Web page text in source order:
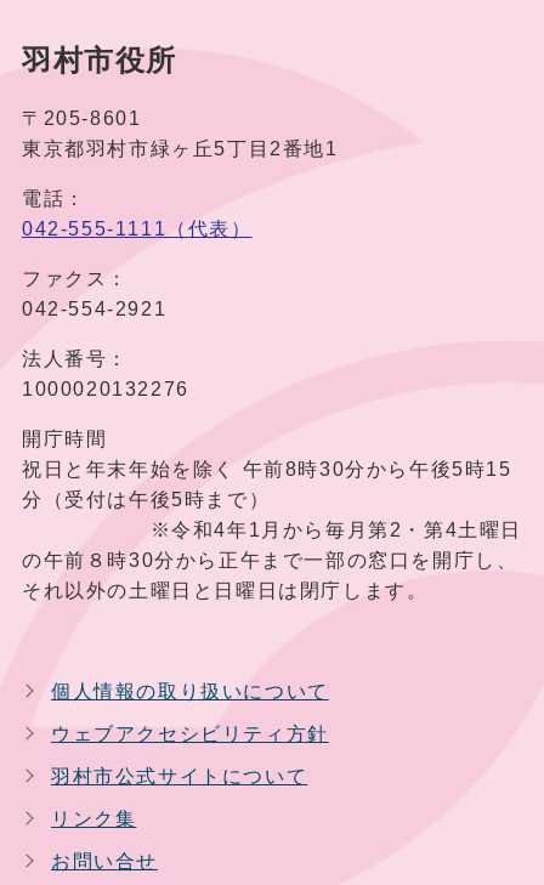
羽村市役所
〒205-8601
東京都羽村市緑ヶ丘5丁目2番地1
電話：
042-555-1111（代表）
ファクス：
042-554-2921
法人番号：
1000020132276
開庁時間
祝日と年末年始を除く 午前8時30分から午後5時15
分（受付は午後5時まで）
※令和4年1月から毎月第2・第4土曜日
の午前８時30分から正午まで一部の窓口を開庁し、
それ以外の土曜日と日曜日は閉庁します。
個人情報の取り扱いについて
ウェブアクセシビリティ方針
羽村市公式サイトについて
リンク集
お問い合せ